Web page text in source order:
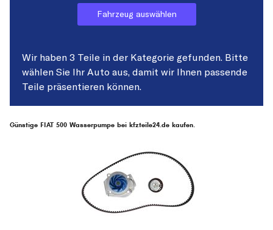
Fahrzeug auswählen
Wir haben 3 Teile in der Kategorie gefunden. Bitte
wählen Sie Ihr Auto aus, damit wir Ihnen passende
Teile präsentieren können.
Günstige FIAT 500 Wasserpumpe bei kfzteile24.de kaufen.